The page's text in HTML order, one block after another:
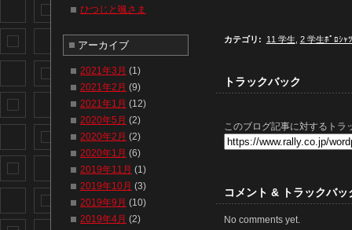
カテゴリ : 11 学生 2 学生ﾎﾟﾛｼｬﾂ
トラックバック
このブログ記事に対するトラ
コメント & トラックバッ
No comments yet.
ひつじと颯さま
アーカイブ
2021年3月 (1)
2021年2月 (9)
2021年1月 (12)
2020年5月 (2)
2020年2月 (2)
2020年1月 (6)
2019年11月 (1)
2019年10月 (3)
2019年9月 (10)
2019年4月 (2)